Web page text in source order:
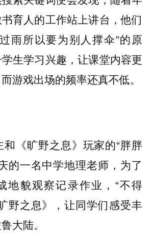
育人的工作站上讲台，他们
雨所以要为别人撑伞”的原
生学习兴趣，让课堂内容更
游戏出场的频率还真不低。
和《旷野之息》玩家的“胖胖
的一名中学地理老师，为了
地貌观察记录作业，“不得
野之息》，让同学们感受丰
大陆。